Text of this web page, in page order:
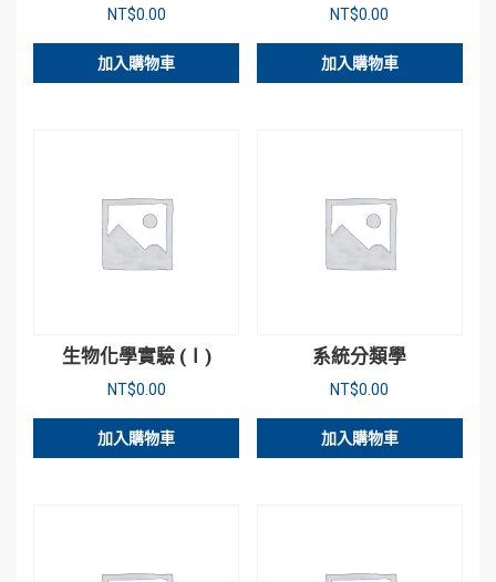
NT$0.00
加入購物車
NT$0.00
加入購物車
生物化學實驗 (Ⅰ)
NT$0.00
加入購物車
系統分類學
NT$0.00
加入購物車